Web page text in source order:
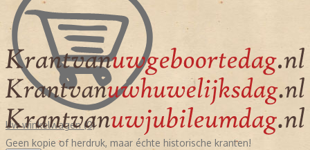
Uw winkelwagen (0)
Geen kopie of herdruk, maar échte historische kranten!